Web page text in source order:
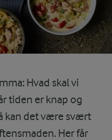
Hvad skal vi
tiden er knap og
kan det være svært
Her får